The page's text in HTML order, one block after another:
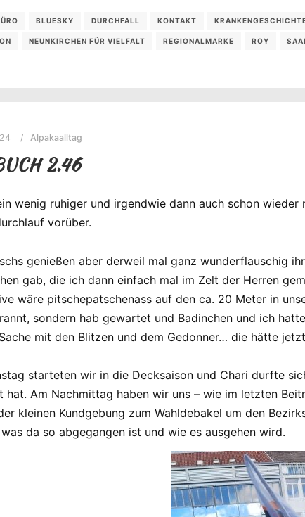
BLUESKY DURCHFALL KONTAKT
NEUNKIRCHEN FÜR VIELFALT REGIONALMARKE ROY
Alpakaalltag
2.46
wenig ruhiger und irgendwie dann auch schon
vorüber.
genießen aber derweil mal ganz wunderflauschig
gab, die ich dann einfach mal im Zelt der Herren
wäre pitschepatschenass auf den ca. 20 Meter in
sondern hab gewartet und Badinchen und ich
mit den Blitzen und dem Gedonner… die hätte
starteten wir in die Decksaison und Chari durfte
hat. Am Nachmittag haben wir uns – wie im letzten
kleinen Kundgebung zum Wahldebakel um den
da so abgegangen ist und wie es ausgehen wird.